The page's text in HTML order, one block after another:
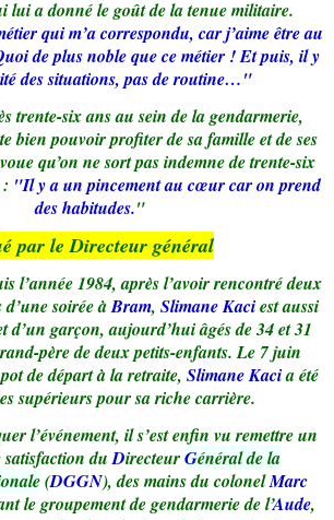
lui a donné le goût de la tenue militaire.
qui m’a correspondu, car j’aime être au
de plus noble que ce métier ! Et puis, il y
des situations, pas de routine…"
trente-six ans au sein de la gendarmerie,
bien pouvoir profiter de sa famille et de ses
qu’on ne sort pas indemne de trente-six
"Il y a un pincement au cœur car on prend
des habitudes."
par le Directeur général
l’année 1984, après l’avoir rencontré deux
soirée àBram, Slimane Kaciest aussi
d’un garçon, aujourd’hui âgés de 34 et 31
père de deux petits-enfants. Le 7 juin
de départ à la retraite, Slimane Kacia été
supérieurs pour sa riche carrière.
l’événement, il s’est enfin vu remettre un
satisfaction duDirecteurGénéral de la
(DGGN), des mains du colonelMarc
le groupement de gendarmerie de l’Aude,